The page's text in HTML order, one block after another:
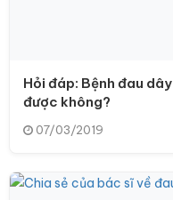
Hỏi đáp: Bệnh đau
được không?
07/03/2019